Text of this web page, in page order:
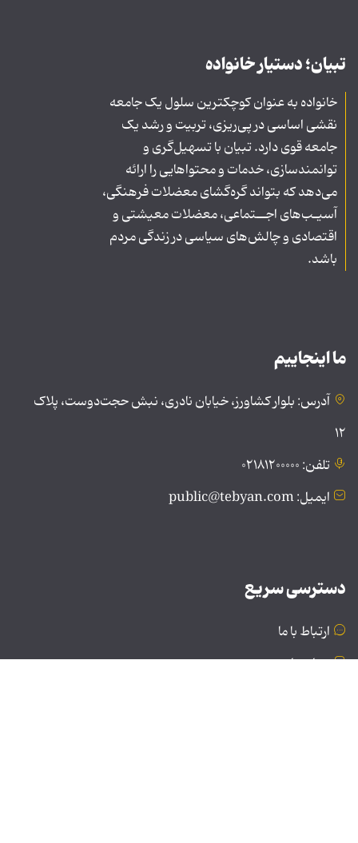
تبیان؛ دستیار خانواده
خانواده به عنوان کوچکترین سلول یک جامعه
نقشی اساسی در پی‌ریزی، تربیت و رشد یک
جامعه قوی دارد. تبیان با تسهیل‌گری و
توانمندسازی، خدمات و محتواهایی را ارائه
می‌دهد که بتواند گره‌گشای معضلات فرهنگی،
آسیـب‌های اجــتماعی، معضلات معیشتی و
اقتصادی و چالش‌های سیاسی در زندگی مردم
باشد.
ما اینجاییم
آدرس: بلوار کشاورز، خیابان نادری، نبش حجت‌دوست، پلاک
۱۲
تلفن: ۰۲۱۸۱۲۰۰۰۰۰
ایمیل: public@tebyan.com
دسترسی سریع
ارتباط با ما
درباره ما